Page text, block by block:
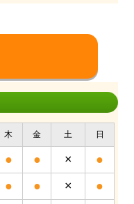
木 金 土 日
● ● × ●
● ● × ●